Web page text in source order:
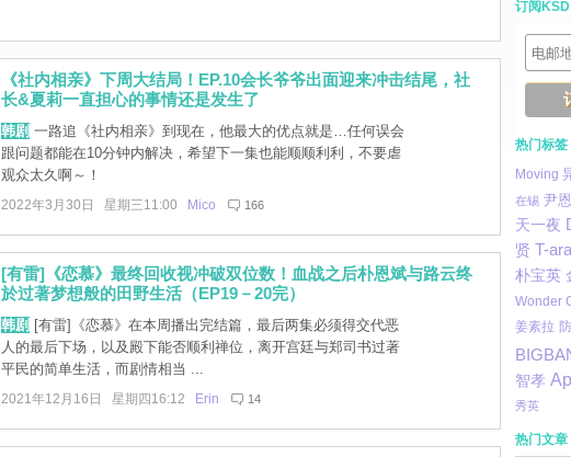
《社内相亲》下周大结局！EP.10会长爷爷出面迎来冲击结尾，社
长&夏莉一直担心的事情还是发生了
韩剧 一路追《社内相亲》到现在，他最大的优点就是…任何误会
跟问题都能在10分钟内解决，希望下一集也能顺顺利利，不要虐
观众太久啊～！
2022年3月30日 星期三11:00 Mico 166
[有雷]《恋慕》最终回收视冲破双位数！血战之后朴恩斌与路云终
於过著梦想般的田野生活（EP19－20完）
韩剧 [有雷]《恋慕》在本周播出完结篇，最后两集必须得交代恶
人的最后下场，以及殿下能否顺利禅位，离开宫廷与郑司书过著
平民的简单生活，而剧情相当 ...
2021年12月16日 星期四16:12 Erin 14
订阅KSD
热门标签
Moving
在锡 尹
天一夜
贤 T-ara
朴宝英
Wonder
姜素拉
智孝
秀英
热门文章